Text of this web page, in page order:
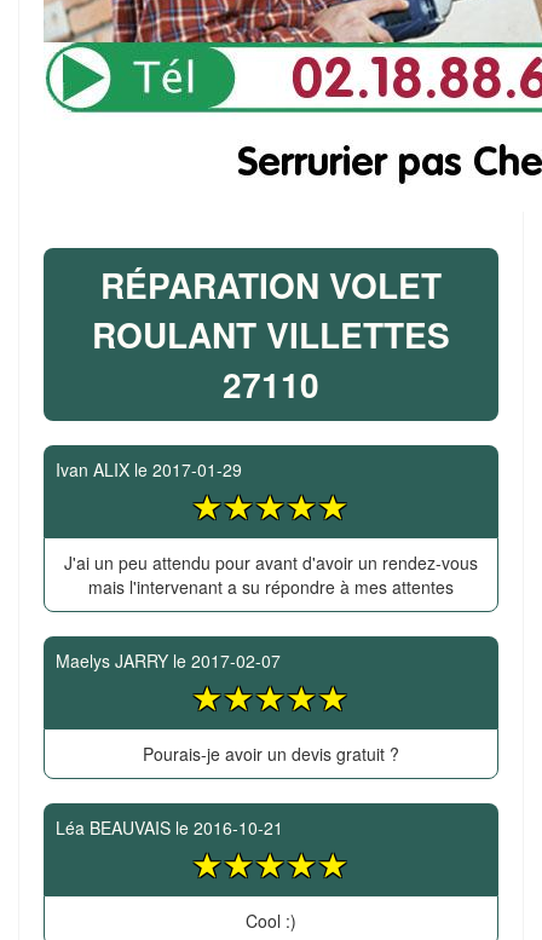
RÉPARATION VOLET
ROULANT VILLETTES
27110
Ivan ALIX le 2017-01-29
J'ai un peu attendu pour avant d'avoir un rendez-vous
mais l'intervenant a su répondre à mes attentes
Maelys JARRY le 2017-02-07
Pourais-je avoir un devis gratuit ?
Léa BEAUVAIS le 2016-10-21
Cool :)